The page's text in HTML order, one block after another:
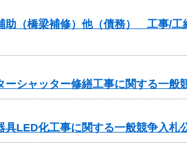
助（橋梁補修）他（債務） 工事/工
シャッター修繕工事に関する一般
LED化工事に関する一般競争入札